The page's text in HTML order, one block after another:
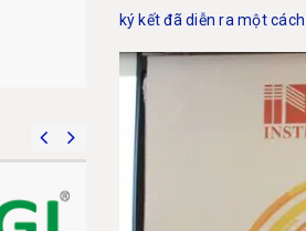
ký kết đã diễn ra một